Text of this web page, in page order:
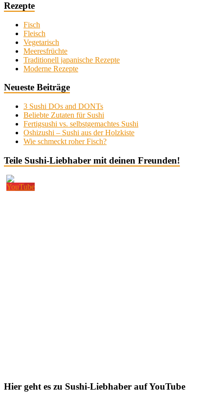
Rezepte
Fisch
Fleisch
Vegetarisch
Meeresfrüchte
Traditionell japanische Rezepte
Moderne Rezepte
Neueste Beiträge
3 Sushi DOs and DONTs
Beliebte Zutaten für Sushi
Fertigsushi vs. selbstgemachtes Sushi
Oshizushi – Sushi aus der Holzkiste
Wie schmeckt roher Fisch?
Teile Sushi-Liebhaber mit deinen Freunden!
Hier geht es zu Sushi-Liebhaber auf YouTube